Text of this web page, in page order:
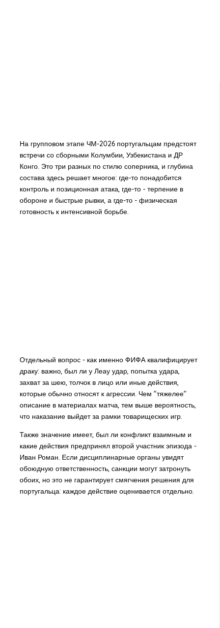
На групповом этапе ЧМ-2026 португальцам предстоят
встречи со сборными Колумбии, Узбекистана и ДР
Конго. Это три разных по стилю соперника, и глубина
состава здесь решает многое: где-то понадобится
контроль и позиционная атака, где-то - терпение в
обороне и быстрые рывки, а где-то - физическая
готовность к интенсивной борьбе.
Отдельный вопрос - как именно ФИФА квалифицирует
драку: важно, был ли у Леау удар, попытка удара,
захват за шею, толчок в лицо или иные действия,
которые обычно относят к агрессии. Чем "тяжелее"
описание в материалах матча, тем выше вероятность,
что наказание выйдет за рамки товарищеских игр.
Также значение имеет, был ли конфликт взаимным и
какие действия предпринял второй участник эпизода -
Иван Роман. Если дисциплинарные органы увидят
обоюдную ответственность, санкции могут затронуть
обоих, но это не гарантирует смягчения решения для
португальца: каждое действие оценивается отдельно.